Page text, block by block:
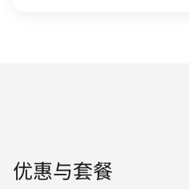
优惠与套餐